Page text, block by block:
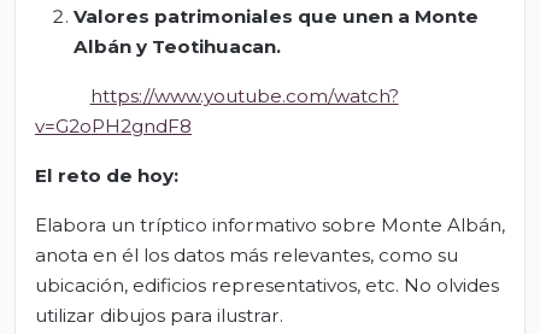
Valores patrimoniales que unen a Monte
Albán y Teotihuacan.
https://www.youtube.com/watch?
v=G2oPH2gndF8
El reto de hoy:
Elabora un tríptico informativo sobre Monte Albán,
anota en él los datos más relevantes, como su
ubicación, edificios representativos, etc. No olvides
utilizar dibujos para ilustrar.